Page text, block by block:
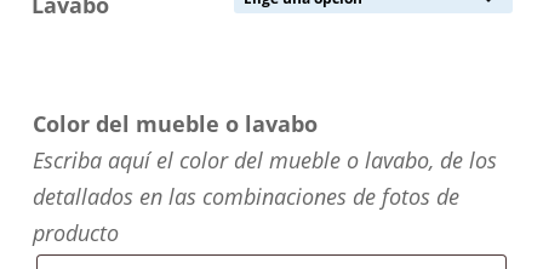
Color del mueble o lavabo
Escriba aquí el color del mueble o lavabo, de los
detallados en las combinaciones de fotos de
producto